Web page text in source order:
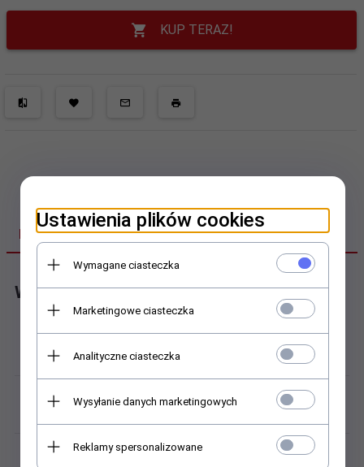
KUP TERAZ!
DANE TECHNICZNE
Wózek profilowy
Dokładność obrotu:
THK klasa normalna
Łańcuch kulkowy:
Masa:
Ustawienia plików cookies
Wymagane ciasteczka
Marketingowe ciasteczka
Analityczne ciasteczka
Wysyłanie danych marketingowych
Reklamy spersonalizowane